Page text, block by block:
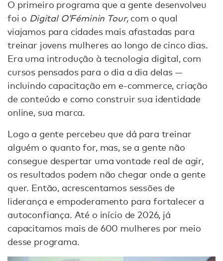
O primeiro programa que a gente desenvolveu
foi o Digital O’Féminin Tour, com o qual
viajamos para cidades mais afastadas para
treinar jovens mulheres ao longo de cinco dias.
Era uma introdução à tecnologia digital, com
cursos pensados para o dia a dia delas —
incluindo capacitação em e-commerce, criação
de conteúdo e como construir sua identidade
online, sua marca.
Logo a gente percebeu que dá para treinar
alguém o quanto for, mas, se a gente não
consegue despertar uma vontade real de agir,
os resultados podem não chegar onde a gente
quer. Então, acrescentamos sessões de
liderança e empoderamento para fortalecer a
autoconfiança. Até o início de 2026, já
capacitamos mais de 600 mulheres por meio
desse programa.